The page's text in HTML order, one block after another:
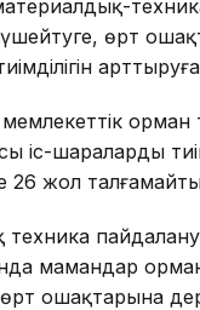
өрт
іс-шараларды
26 жол
техника
мамандар
ошақтарына дер